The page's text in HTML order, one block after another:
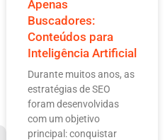
Apenas
Buscadores:
Conteúdos para
Inteligência Artificial
Durante muitos anos, as
estratégias de SEO
foram desenvolvidas
com um objetivo
principal: conquistar